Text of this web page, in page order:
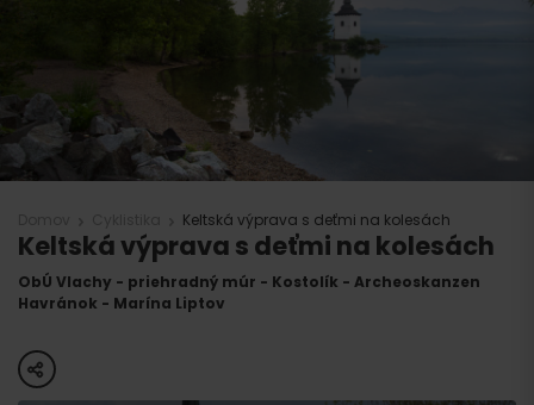
Keltská výprava s deťmi na kolesách
Keltská výprava s deťmi na kolesách
ObÚ Vlachy - priehradný múr - Kostolík - Archeoskanzen
Havránok - Marína Liptov
share